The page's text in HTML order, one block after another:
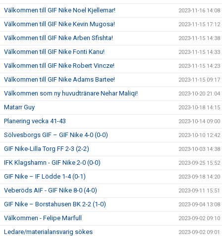
Välkommen till GIF Nike Noel Kjellemar! 2023-11-16 14:08
Välkommen till GIF Nike Kevin Mugosa! 2023-11-15 17:12
Välkommen till GIF Nike Arben Sfishta! 2023-11-15 14:38
Välkommen till GIF Nike Fonti Kanu! 2023-11-15 14:33
Välkommen till GIF Nike Robert Vincze! 2023-11-15 14:23
Välkommen till GIF Nike Adams Bartee! 2023-11-15 09:17
Välkommen som ny huvudtränare Nehar Maliqi! 2023-10-20 21:04
Matarr Guy 2023-10-18 14:15
Planering vecka 41-43 2023-10-14 09:00
Sölvesborgs GIF – GIF Nike 4-0 (0-0) 2023-10-10 12:42
GIF Nike-Lilla Torg FF 2-3 (2-2) 2023-10-03 14:38
IFK Klagshamn - GIF Nike 2-0 (0-0) 2023-09-25 15:52
GIF Nike – IF Lödde 1-4 (0-1) 2023-09-18 14:20
Veberöds AIF - GIF Nike 8-0 (4-0) 2023-09-11 15:51
GIF Nike – Borstahusen BK 2-2 (1-0) 2023-09-04 13:08
Välkommen - Felipe Marfull 2023-09-02 09:10
Ledare/materialansvarig sökes 2023-09-02 09:01